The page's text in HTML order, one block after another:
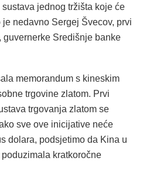
jednog tržišta koje će
nedavno Sergej Švecov, prvi
Središnje banke
memorandum s kineskim
trgovine zlatom. Prvi
trgovanja zlatom se
sve ove inicijative neće
dolara, podsjetimo da Kina u
kratkoročne